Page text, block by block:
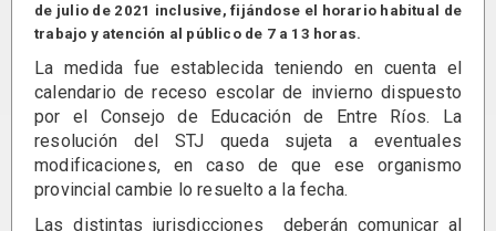
de julio de 2021 inclusive, fijándose el horario habitual de
trabajo y atención al público de 7 a 13 horas.
La medida fue establecida teniendo en cuenta el
calendario de receso escolar de invierno dispuesto
por el Consejo de Educación de Entre Ríos. La
resolución del STJ queda sujeta a eventuales
modificaciones, en caso de que ese organismo
provincial cambie lo resuelto a la fecha.
Las distintas jurisdicciones deberán comunicar al